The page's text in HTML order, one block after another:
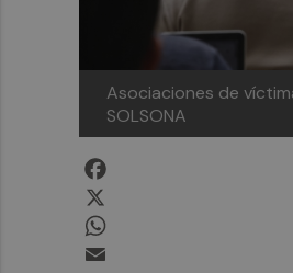
Asociaciones de
SOLSONA